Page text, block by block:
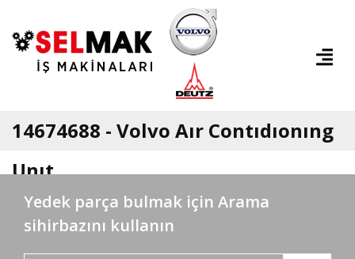
14674688 - Volvo Aır Contıdıonıng
Unıt
Yedek parça bulmak için Arama
sihirbazını kullanın